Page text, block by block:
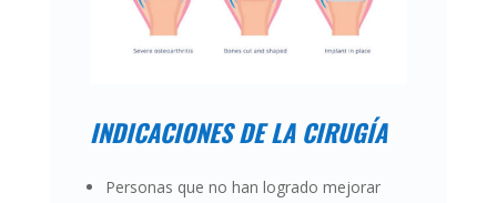
INDICACIONES DE LA CIRUGÍA
Personas que no han logrado mejorar